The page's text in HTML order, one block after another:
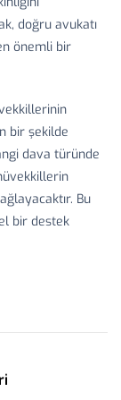
doğru avukatı
önemli bir
bir şekilde
dava türünde
Bu
bir destek